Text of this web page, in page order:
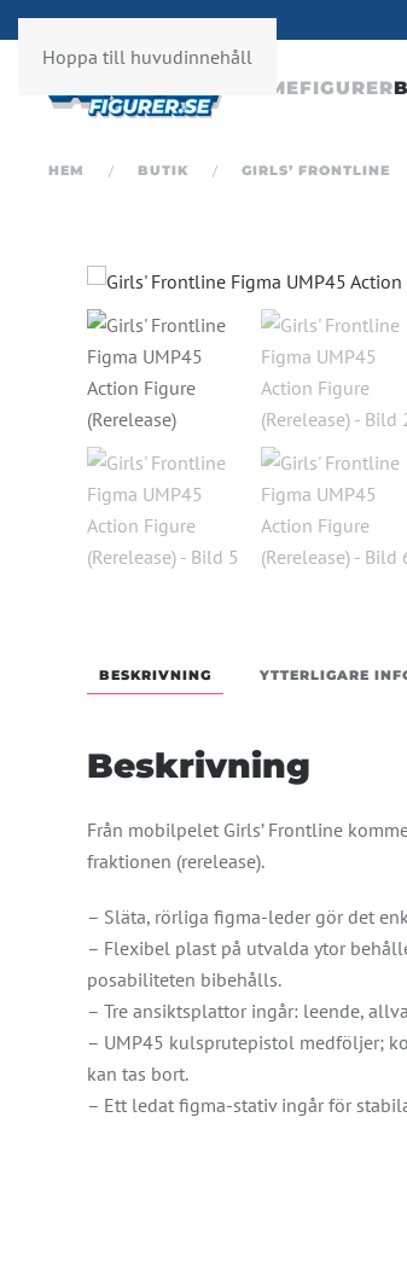
Hoppa till huvudinnehåll
ANIMEFIGURER
HEM BUTIK GIRLS’ FRONTLINE
BESKRIVNING YTTERLIGARE
Beskrivning
Från mobilpelet Girls’ Frontline
fraktionen (rerelease).
– Släta, rörliga figma-leder gör det
– Flexibel plast på utvalda ytor
posabiliteten bibehålls.
– Tre ansiktsplattor ingår: leende,
– UMP45 kulsprutepistol medföljer;
kan tas bort.
– Ett ledat figma-stativ ingår för